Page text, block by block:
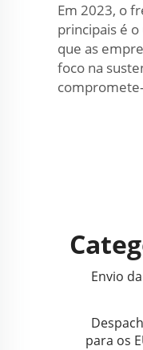
Em 2023, o
principais é
que as
foco na
Envio
para os